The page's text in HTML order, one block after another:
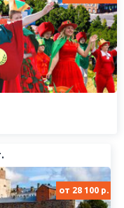
от 28 100 р.